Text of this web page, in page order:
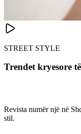
STREET STYLE
Trendet kryesore
Revista numër një në
stil.